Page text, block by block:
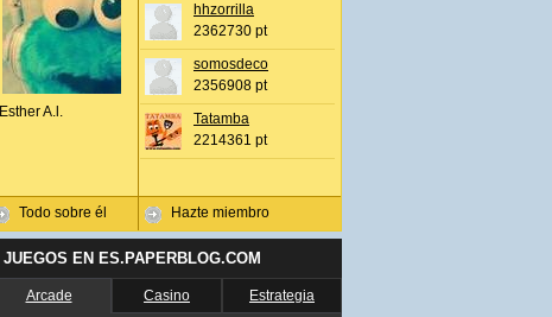
Esther A.l.
Todo sobre él
hhzorrilla
2362730 pt
somosdeco
2356908 pt
Tatamba
2214361 pt
Hazte miembro
JUEGOS EN ES.PAPERBLOG.COM
Arcade Casino Estrategia